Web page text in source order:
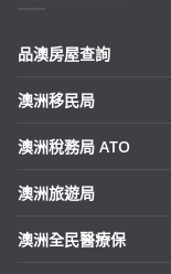
品澳房屋查詢
澳洲移民局
澳洲稅務局 ATO
澳洲旅遊局
澳洲全民醫療保